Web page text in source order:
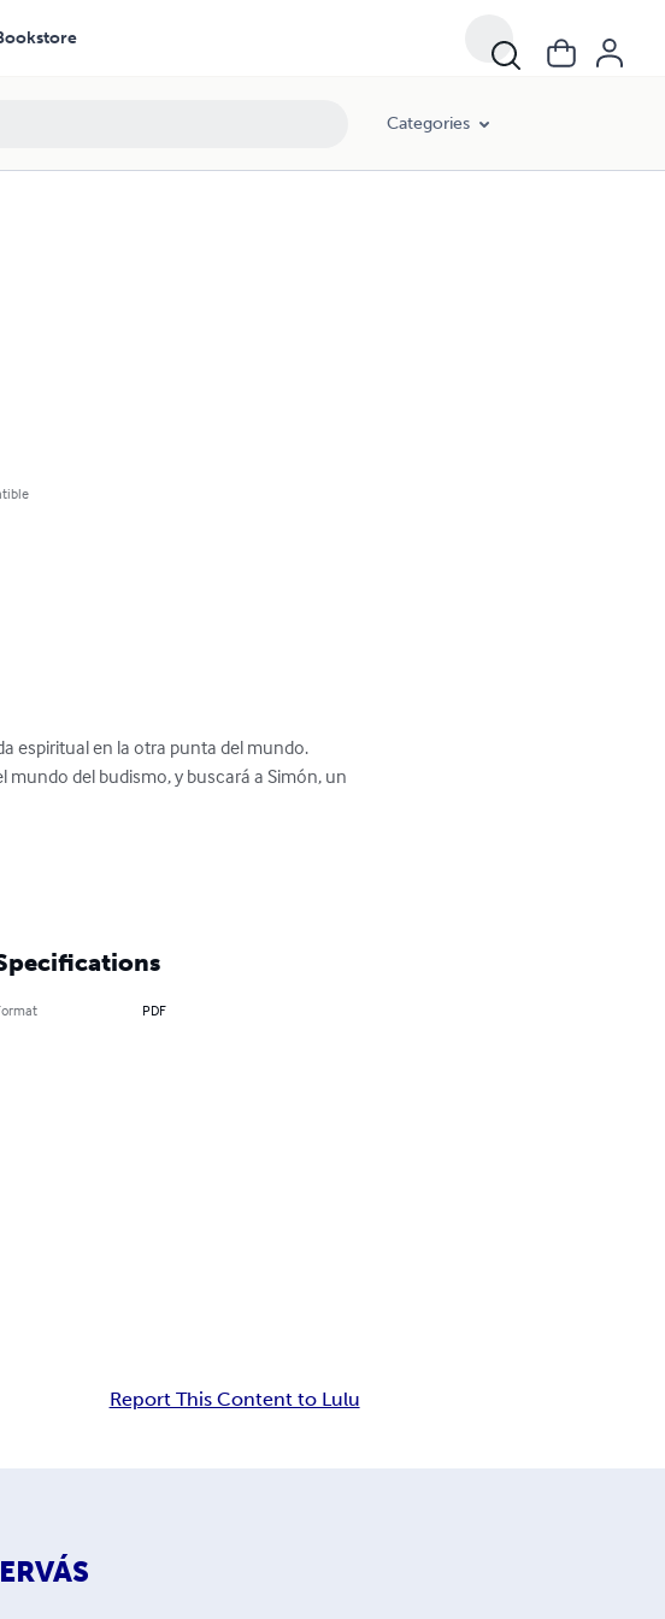
Categories
espiritual en la otra punta del mundo.
mundo del budismo, y buscará a Simón, un
PDF
Report This Content to Lulu